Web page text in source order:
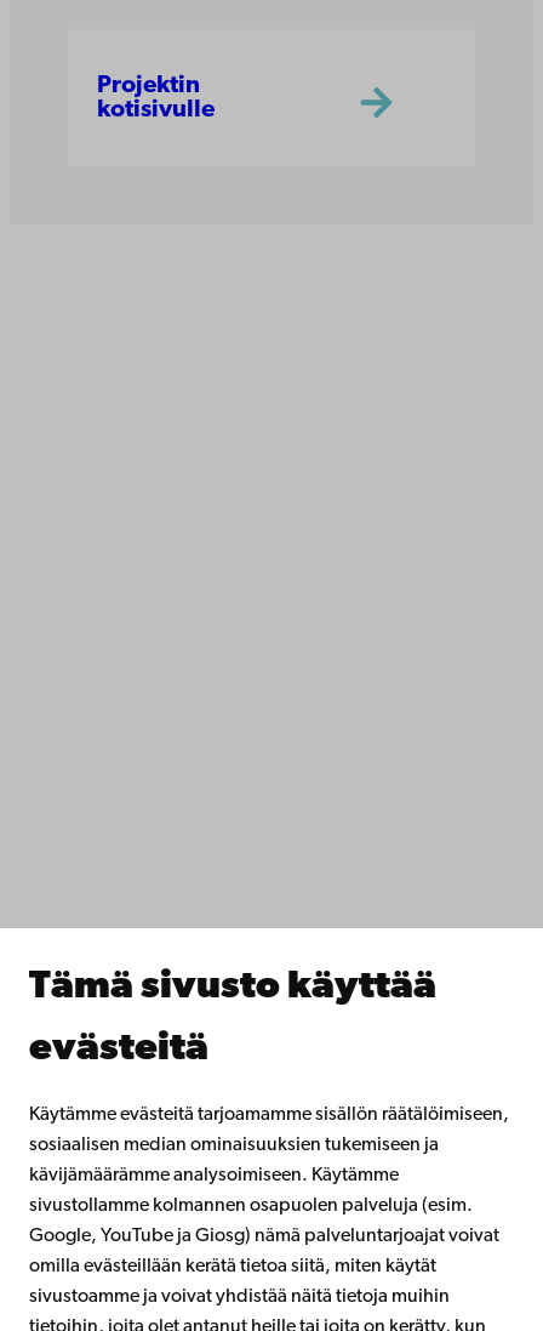
Tämä sivusto käyttää
evästeitä
Käytämme evästeitä tarjoamamme sisällön räätälöimiseen,
sosiaalisen median ominaisuuksien tukemiseen ja
kävijämäärämme analysoimiseen. Käytämme
sivustollamme kolmannen osapuolen palveluja (esim.
Google, YouTube ja Giosg) nämä palveluntarjoajat voivat
omilla evästeillään kerätä tietoa siitä, miten käytät
sivustoamme ja voivat yhdistää näitä tietoja muihin
Projektin
kotisivulle
Åbo Akademin kirjasto
Lahjoita Åbo Akademille
Åbo Akademista
Facebook Instagram YouTube LinkedIn Blog Snapchat